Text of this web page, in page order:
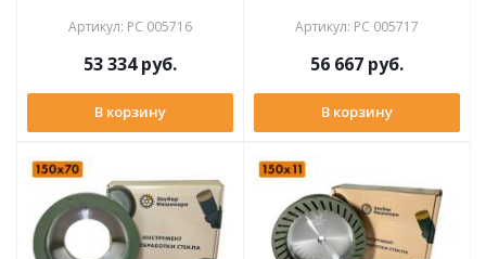
Артикул: РС 005716
53 334руб.
В корзину
Артикул: РС 005717
56 667 руб.
В корзину